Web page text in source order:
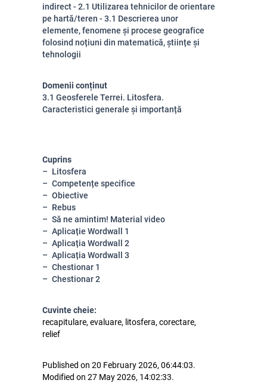
indirect - 2.1 Utilizarea tehnicilor de orientare
pe hartă/teren - 3.1 Descrierea unor
elemente, fenomene și procese geografice
folosind noțiuni din matematică, științe și
tehnologii
Domenii conținut
3.1 Geosferele Terrei. Litosfera.
Caracteristici generale și importanță
Cuprins
Litosfera
Competențe specifice
Obiective
Rebus
Să ne amintim! Material video
Aplicație Wordwall 1
Aplicația Wordwall 2
Aplicația Wordwall 3
Chestionar 1
Chestionar 2
Cuvinte cheie:
recapitulare, evaluare, litosfera, corectare,
relief
Published on 20 February 2026, 06:44:03.
Modified on 27 May 2026, 14:02:33.